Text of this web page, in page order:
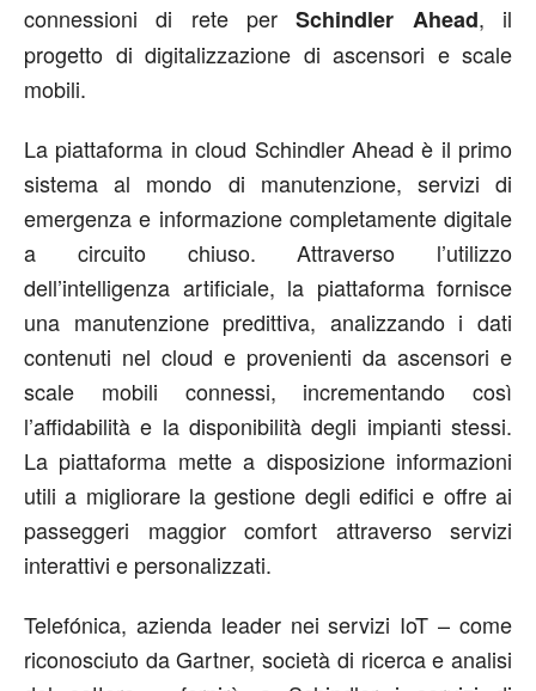
connessioni di rete perSchindler Ahead, il
progetto di digitalizzazione di ascensori e scale
mobili.
La piattaforma in cloud Schindler Ahead è il primo
sistema al mondo di manutenzione, servizi di
emergenza e informazione completamente digitale
a circuito chiuso. Attraverso l’utilizzo
dell’intelligenza artificiale, la piattaforma fornisce
una manutenzione predittiva, analizzando i dati
contenuti nel cloud e provenienti da ascensori e
scale mobili connessi, incrementando così
l’affidabilità e la disponibilità degli impianti stessi.
La piattaforma mette a disposizione informazioni
utili a migliorare la gestione degli edifici e offre ai
passeggeri maggior comfort attraverso servizi
interattivi e personalizzati.
Telefónica, azienda leader nei servizi IoT – come
riconosciuto da Gartner, società di ricerca e analisi